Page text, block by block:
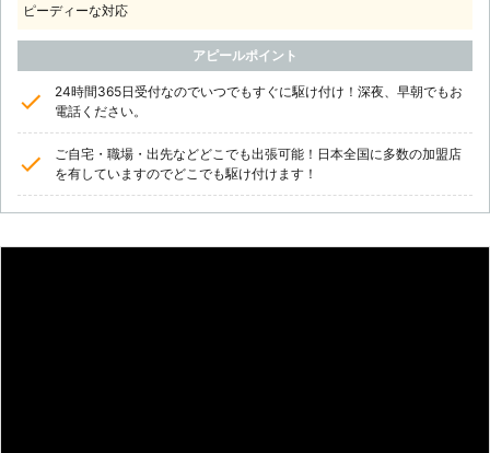
ピーディーな対応
アピールポイント
24時間365日受付なのでいつでもすぐに駆け付け！深夜、早朝でもお
電話ください。
ご自宅・職場・出先などどこでも出張可能！日本全国に多数の加盟店
を有していますのでどこでも駆け付けます！